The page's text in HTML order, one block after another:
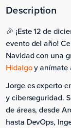
Description
🎉 ¡Este 12 de
evento del año!
Navidad con una
Hidalgoy anímate
Jorge es experto
y ciberseguridad.
de áreas, desde
hasta DevOps,